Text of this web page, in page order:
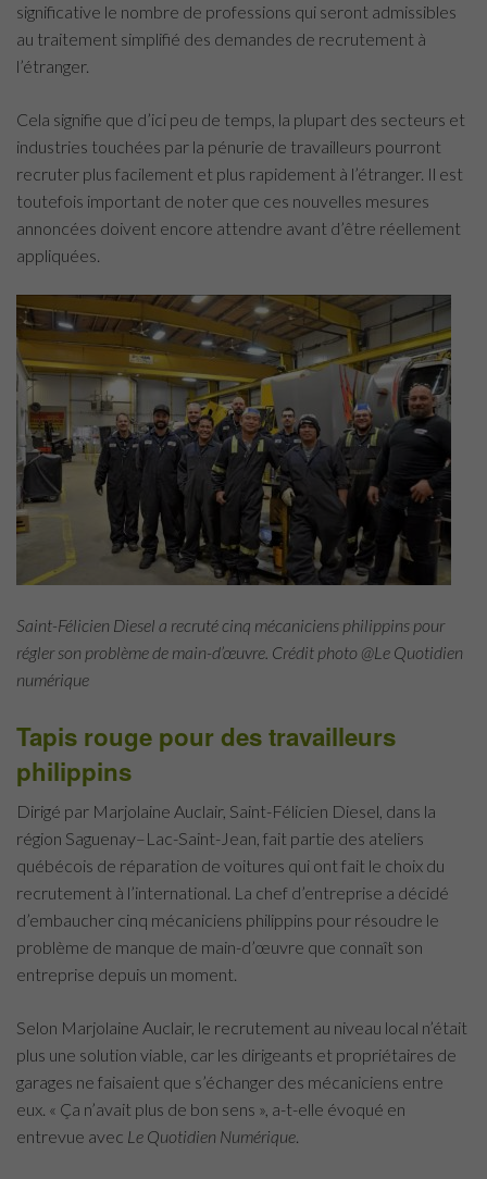
significative le nombre de professions qui seront admissibles
au traitement simplifié des demandes de recrutement à
l’étranger.
Cela signifie que d’ici peu de temps, la plupart des secteurs et
industries touchées par la pénurie de travailleurs pourront
recruter plus facilement et plus rapidement à l’étranger. Il est
toutefois important de noter que ces nouvelles mesures
annoncées doivent encore attendre avant d’être réellement
appliquées.
Saint-Félicien Diesel a recruté cinq mécaniciens philippins pour
régler son problème de main-d’œuvre. Crédit photo @Le Quotidien
numérique
Tapis rouge pour des travailleurs
philippins
Dirigé par Marjolaine Auclair, Saint-Félicien Diesel, dans la
région Saguenay–Lac-Saint-Jean, fait partie des ateliers
québécois de réparation de voitures qui ont fait le choix du
recrutement à l’international. La chef d’entreprise a décidé
d’embaucher cinq mécaniciens philippins pour résoudre le
problème de manque de main-d’œuvre que connaît son
entreprise depuis un moment.
Selon Marjolaine Auclair, le recrutement au niveau local n’était
plus une solution viable, car les dirigeants et propriétaires de
garages ne faisaient que s’échanger des mécaniciens entre
eux. « Ça n’avait plus de bon sens », a-t-elle évoqué en
entrevue avec Le Quotidien Numérique.